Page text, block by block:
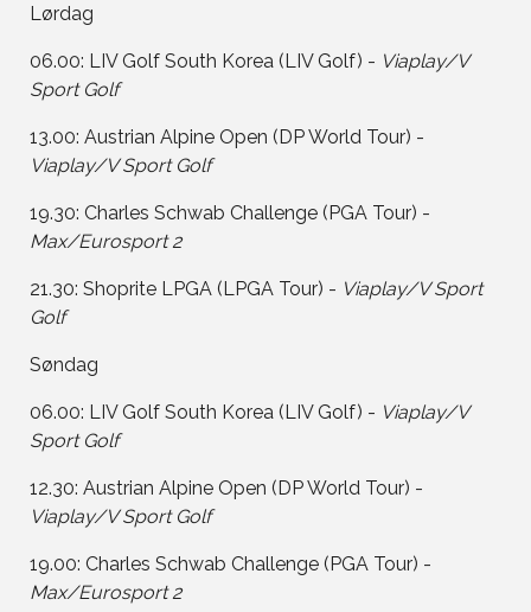
Lørdag
06.00: LIV Golf South Korea (LIV Golf) - Viaplay/V
Sport Golf
13.00: Austrian Alpine Open (DP World Tour) -
Viaplay/V Sport Golf
19.30: Charles Schwab Challenge (PGA Tour) -
Max/Eurosport 2
21.30: Shoprite LPGA (LPGA Tour) - Viaplay/V Sport
Golf
Søndag
06.00: LIV Golf South Korea (LIV Golf) - Viaplay/V
Sport Golf
12.30: Austrian Alpine Open (DP World Tour) -
Viaplay/V Sport Golf
19.00: Charles Schwab Challenge (PGA Tour) -
Max/Eurosport 2